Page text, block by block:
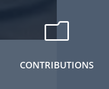
m
CONTRIBUTIONS